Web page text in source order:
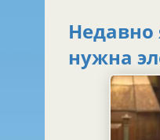
Недавно
нужна